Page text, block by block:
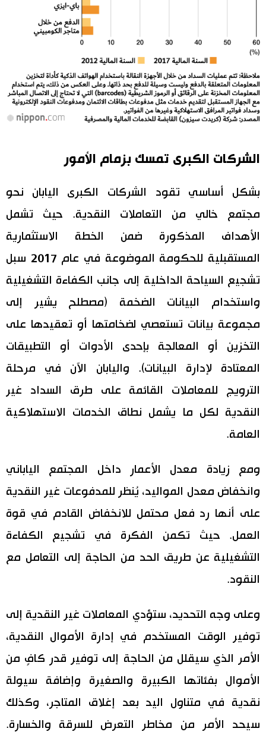
الشركات الكبرى تمسك بزمام الأمور
بشكل أساسي تقود الشركات الكبرى اليابان نحو
مجتمع خالي من التعاملات النقدية. حيث تشمل
الأهداف المذكورة ضمن الخطة الاستثمارية
المستقبلية للحكومة الموضوعة في عام 2017 سبل
تشجيع السياحة الداخلية إلى جانب الكفاءة التشغيلية
واستخدام البيانات الضخمة (مصطلح يشير إلى
مجموعة بيانات تستعصي لضخامتها أو تعقيدها على
التخزين أو المعالجة بإحدى الأدوات أو التطبيقات
المعتادة لإدارة البيانات). واليابان الآن في مرحلة
الترويج للمعاملات القائمة على طرق السداد غير
النقدية لكل ما يشمل نطاق الخدمات الاستهلاكية
العامة.
ومع زيادة معدل الأعمار داخل المجتمع الياباني
وانخفاض معدل المواليد، يُنظر للمدفوعات غير النقدية
على أنها رد فعل محتمل للانخفاض القادم في قوة
العمل. حيث تكمن الفكرة في تشجيع الكفاءة
التشغيلية عن طريق الحد من الحاجة إلى التعامل مع
النقود.
وعلى وجه التحديد، ستؤدي المعاملات غير النقدية إلى
توفير الوقت المستخدم في إدارة الأموال النقدية،
الأمر الذي سيقلل من الحاجة إلى توفير قدر كافٍ من
الأموال بفئاتها الكبيرة والصغيرة وإضافة سيولة
نقدية في متناول اليد بعد إغلاق المتاجر، وكذلك
سيحد الأمر من مخاطر التعرض للسرقة والخسارة.